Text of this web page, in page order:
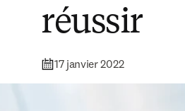
réussir
17 janvier 2022